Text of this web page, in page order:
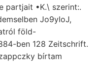
partjait •K.\ szerint:.
Jo9yIoJ,
föld-
ben 128 Zeitschrift.
bírtam